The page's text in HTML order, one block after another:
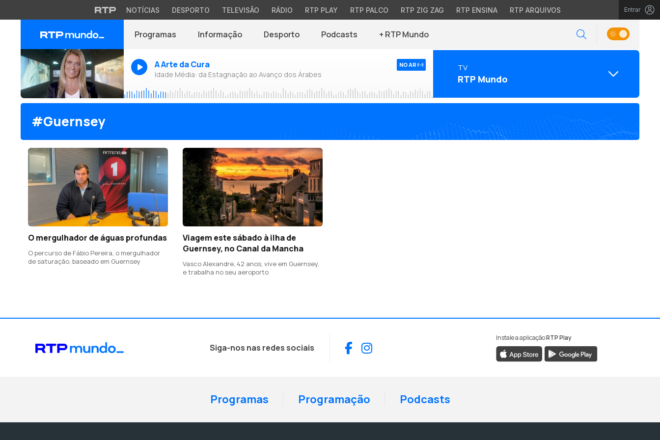
NOTÍCIAS DESPORTO TELEVISÃO RÁDIO RTP PLAY RTP PALCO RTP ZIG ZAG RTP ENSINA RTP ARQUIVOS Entrar
Programas Informação Desporto Podcasts + RTP Mundo
A Arte da Cura
Idade Média: da Estagnação ao Avanço dos Árabes
NO AR TV
RTP Mundo
#Guernsey
O mergulhador de águas profundas
O percurso de Fábio Pereira, o mergulhador
de saturação, baseado em Guernsey
Viagem este sábado à ilha de
Guernsey, no Canal da Mancha
Vasco Alexandre, 42 anos, vive em Guernsey,
e trabalha no seu aeroporto
Siga-nos nas redes sociais Facebook
Instagram
Instale a aplicaçãoRTP Play
Programas Programação Podcasts